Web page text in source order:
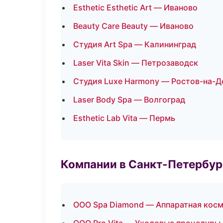
Esthetic Esthetic Art — Иваново
Beauty Care Beauty — Иваново
Студия Art Spa — Калининград
Laser Vita Skin — Петрозаводск
Студия Luxe Harmony — Ростов-на-
Laser Body Spa — Волгоград
Esthetic Lab Vita — Пермь
Компании в Санкт-
ООО Spa Diamond — Аппаратная